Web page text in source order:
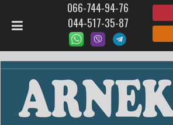
066-744-94-76
044-517-35-87